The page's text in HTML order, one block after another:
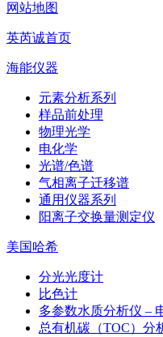
网站地图
英芮诚首页
海能仪器
元素分析系列
样品前处理
物理光学
电化学
光谱/色谱
气相离子迁移谱
通用仪器系列
阳离子交换量测定仪
美国哈希
分光光度计
比色计
多参数水质分析仪 –
总有机碳（TOC）分